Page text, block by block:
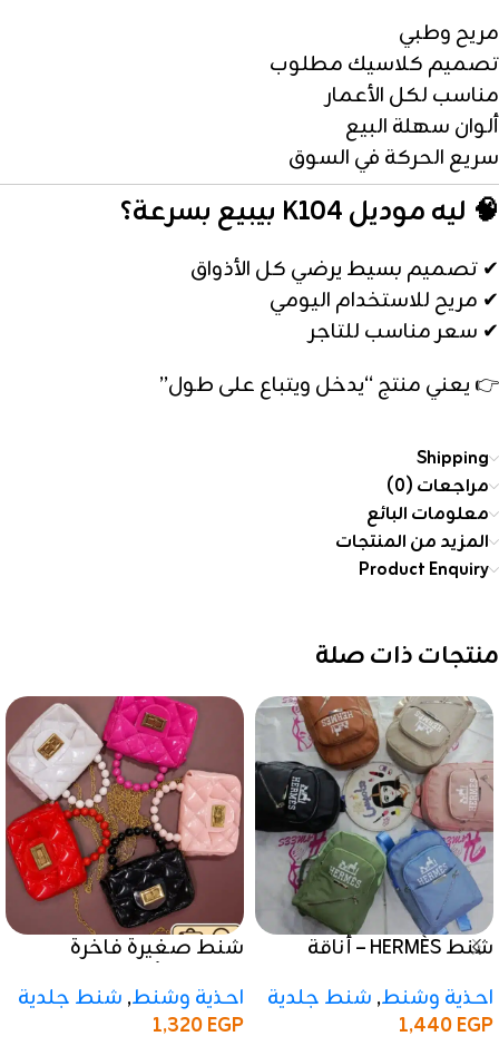
مريح وطبي
تصميم كلاسيك مطلوب
مناسب لكل الأعمار
ألوان سهلة البيع
سريع الحركة في السوق
🧠 ليه موديل K104 بيبيع بسرعة؟
✔ تصميم بسيط يرضي كل الأذواق
✔ مريح للاستخدام اليومي
✔ سعر مناسب للتاجر
👉 يعني منتج “يدخل ويتباع على طول”
Shipping
مراجعات (0)
معلومات البائع
المزيد من المنتجات
Product Enquiry
منتجات ذات صلة
شنط HERMÈS – أناقة
احذية وشنط, شنط جلدية
1,440EGP
شنط صغيرة فاخرة
لامعة
احذية وشنط, شنط جلدية
1,320EGP